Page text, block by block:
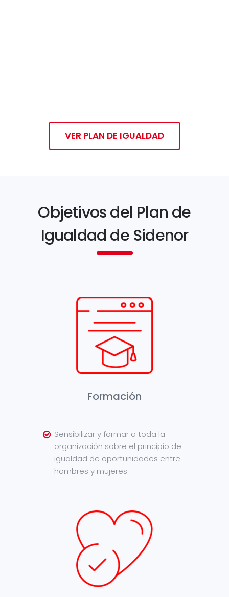
VER PLAN DE IGUALDAD
Objetivos del Plan de
Igualdad de Sidenor
Formación
Sensibilizar y formar a toda la
organización sobre el principio de
igualdad de oportunidades entre
hombres y mujeres.